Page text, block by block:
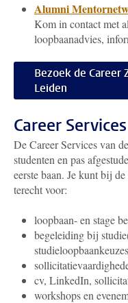
Alumni
Kom in contact met
loopbaanadvies,
Bezoek de Career
Leiden
Career Services
De Career Services van
studenten en pas
eerste baan. Je kunt bij
terecht voor:
loopbaan- en stage
begeleiding bij
cv, LinkedIn,
workshops en